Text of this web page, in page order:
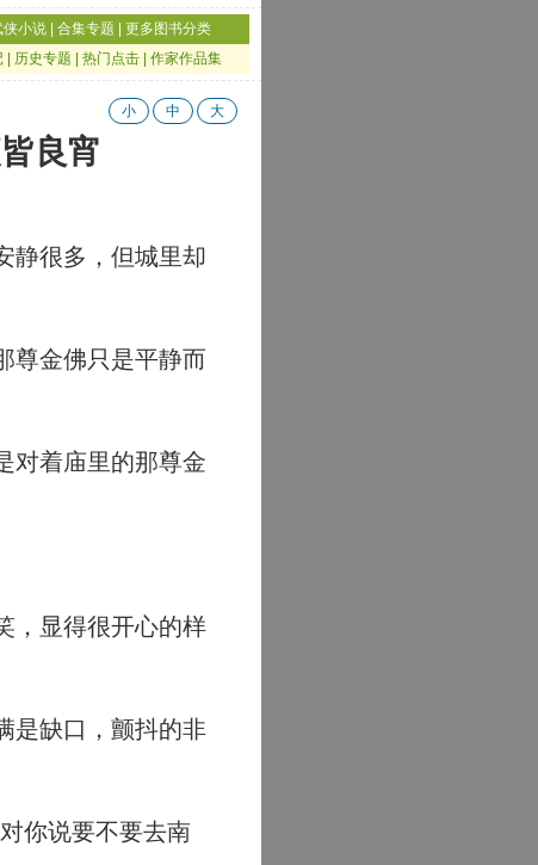
侠小说 合集专题
更多图书分类
历史专题 热门点击 作家作品集
小 中 大
良宵
静很多，但城里却
尊金佛只是平静而
对着庙里的那尊金
，显得很开心的样
是缺口，颤抖的非
你说要不要去南